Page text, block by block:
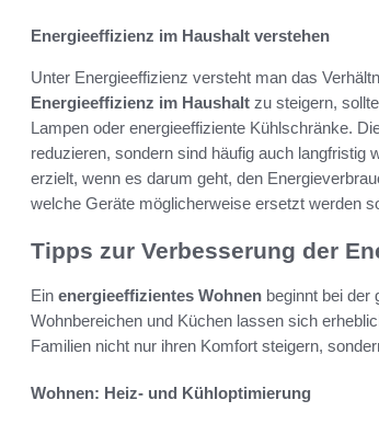
Energieeffizienz im Haushalt verstehen
Unter Energieeffizienz versteht man das
Energieeffizienz im Haushalt zu steigern,
Lampen oder energieeffiziente Kühlschränke.
reduzieren, sondern sind häufig auch langfristig
erzielt, wenn es darum geht, den
welche Geräte möglicherweise ersetzt werden
Tipps zur Verbesserung der
Ein energieeffizientes Wohnen beginnt bei der
Wohnbereichen und Küchen lassen sich
Familien nicht nur ihren Komfort steigern,
Wohnen: Heiz- und Kühloptimierung